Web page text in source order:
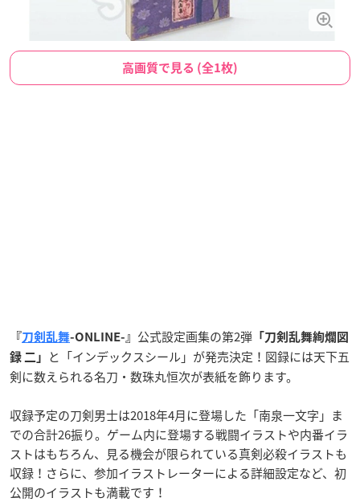
高画質で見る (全1枚)
『刀剣乱舞-ONLINE-』 公式設定画集の第2弾 「刀剣乱舞絢爛図
録 二」
と「インデックスシール 」が発売決定！図録には天下五
剣に数えられる名刀・数珠丸恒次が表紙を飾ります。
収録予定の刀剣男士は2018年4月に登場した「南泉一文字」ま
での合計26振り。ゲーム内に登場する戦闘イラストや内番イラ
ストはもちろん、見る機会が限られている真剣必殺イラストも
収録！さらに、参加イラストレーターによる詳細設定など、初
公開のイラストも満載です！